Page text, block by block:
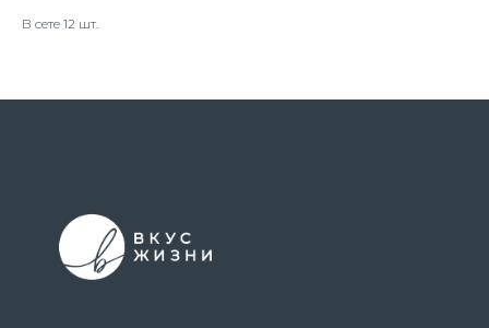
В сете 12 шт.